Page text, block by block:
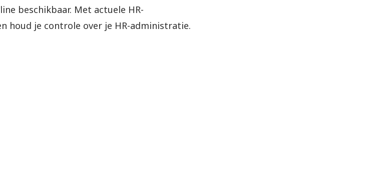
beschikbaar. Met actuele HR-
houd je controle over je HR-administratie.